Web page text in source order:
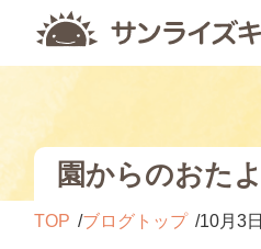
園からのおた
TOP ブログトップ 10月3